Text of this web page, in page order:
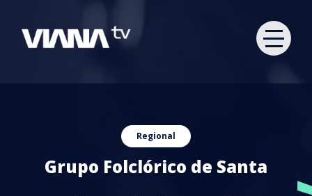
Regional
Grupo Folclórico de Santa